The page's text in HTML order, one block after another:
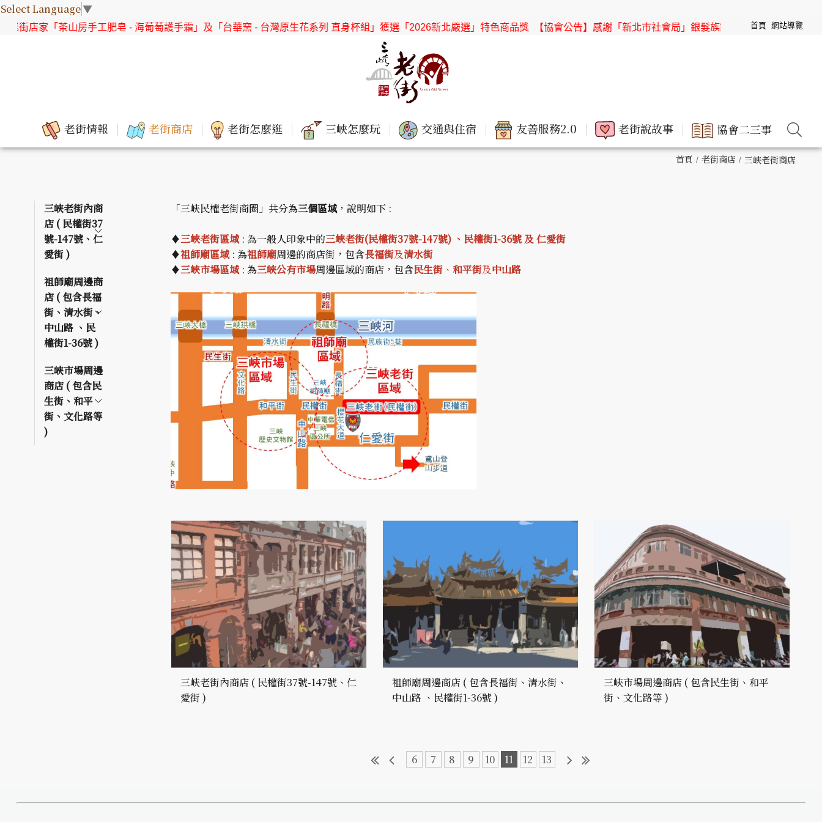
Select Language▼
家「茶山房手工肥皂 - 海葡萄護手霜」及「台華窯 - 台灣原生花系列 直身杯組」獲選「2026新北嚴選」特色商品獎 【協會公告】感謝「新北市社會局」銀髮族節目「高年級超進化」來「
首頁 網站導覽
老街情報 老街商店 老街怎麼逛 三峽怎麼玩 交通與住宿 友善服務2.0 老街說故事 協會二三事
首頁 老街商店 三峽老街商店
三峽老街內商
店 ( 民權街37
號-147號、仁
愛街 )
祖師廟周邊商
店 ( 包含長福
街、清水街、
中山路 、民
權街1-36號 )
三峽市場周邊
商店 ( 包含民
生街、和平
街、文化路等
)
「三峽民權老街商圈」共分為三個區域，說明如下 :
♦三峽老街區域: 為一般人印象中的三峽老街(民權街37號-147號) 、民權街1-36號 及 仁愛街
♦祖師廟區域: 為祖師廟周邊的商店街，包含長福街及清水街
♦三峽市場區域: 為三峽公有市場周邊區域的商店，包含民生街 、和平街及中山路
三峽老街內商店 ( 民權街37號-147號、仁
愛街 )
祖師廟周邊商店 ( 包含長福街、清水街、
中山路 、民權街1-36號 )
三峽市場周邊商店 ( 包含民生街、和平
街、文化路等 )
6 7 8 9 10 11 12 13